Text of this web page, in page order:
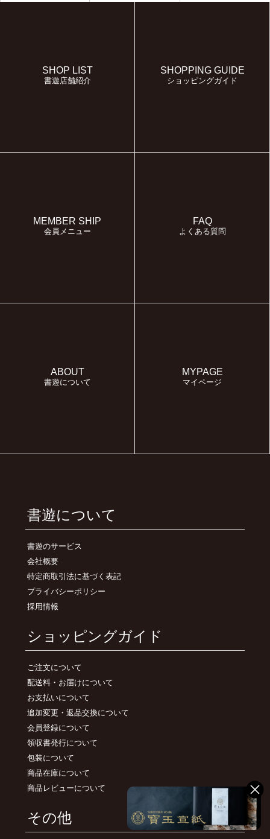
SHOP LIST
書遊店舗紹介
SHOPPING GUIDE
ショッピングガイド
MEMBER SHIP
会員メニュー
FAQ
よくある質問
ABOUT
書遊について
MYPAGE
マイページ
書遊について
書遊のサービス
会社概要
特定商取引法に基づく表記
プライバシーポリシー
採用情報
ショッピングガイド
ご注文について
配送料・お届けについて
お支払いについて
追加変更・返品交換について
会員登録について
領収書発行について
包装について
商品在庫について
商品レビューについて
その他